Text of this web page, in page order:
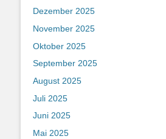
Dezember 2025
November 2025
Oktober 2025
September 2025
August 2025
Juli 2025
Juni 2025
Mai 2025